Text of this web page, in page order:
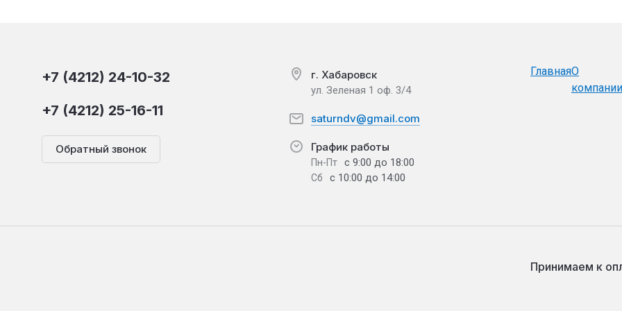
+7 (4212) 24-10-32
+7 (4212) 25-16-11
Обратный звонок
г. Хабаровск
ул. Зеленая 1 оф. 3/4
saturndv@gmail.com
График работы
Пн-Пт с 9:00 до 18:00
Сб с 10:00 до 14:00
ГлавнаяО
компании
Принимаем к